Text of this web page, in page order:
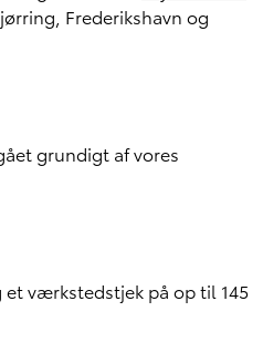
Frederikshavn og
grundigt af vores
værkstedstjek på op til 145